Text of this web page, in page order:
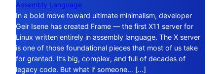
Assembly Language
In a bold move toward ultimate minimalism, developer
Geir Isene has created Frame — the first X11 server for
Linux written entirely in assembly language. The X server
is one of those foundational pieces that most of us take
for granted. It’s big, complex, and full of decades of
legacy code. But what if someone… […]